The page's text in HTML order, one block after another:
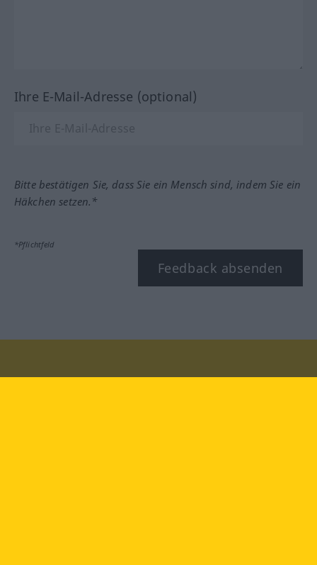
Ihre E-Mail-Adresse (optional)
Bitte bestätigen Sie, dass Sie ein Mensch sind, indem Sie ein
Häkchen setzen.*
*Pflichtfeld
Feedback absenden
Besuchen Sie uns auf: